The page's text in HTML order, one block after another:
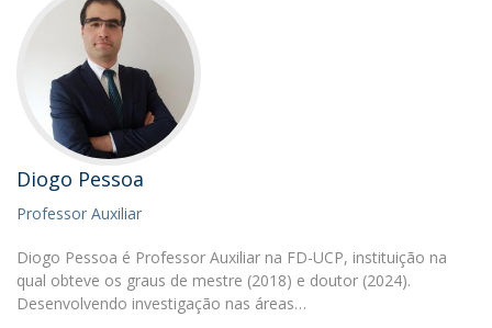
Diogo Pessoa
Professor Auxiliar
Diogo Pessoa é Professor Auxiliar na FD-UCP, instituição na
qual obteve os graus de mestre (2018) e doutor (2024).
Desenvolvendo investigação nas áreas…